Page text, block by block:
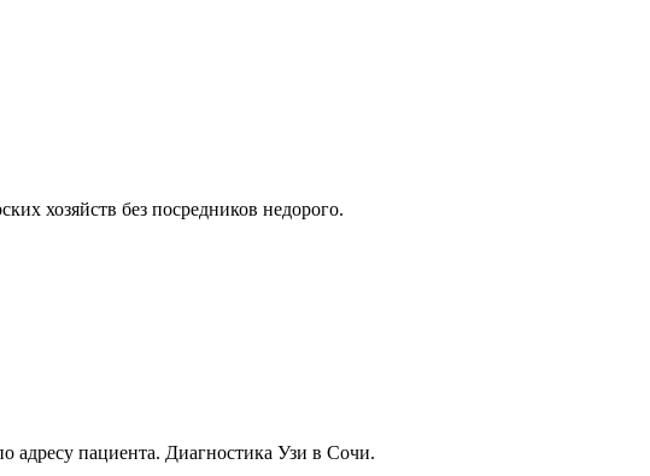
хозяйств без посредников недорого.
адресу пациента. Диагностика Узи в Сочи.